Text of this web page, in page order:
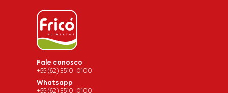
Fale conosco
+55 (62) 3510-0100
Whatsapp
+55 (62) 3510-0100